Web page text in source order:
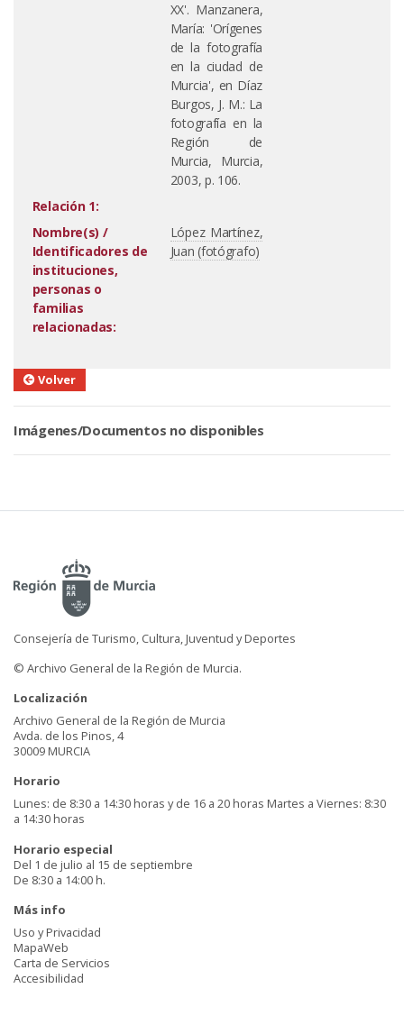
XX'. Manzanera,
María: 'Orígenes
de la fotografía
en la ciudad de
Murcia', en Díaz
Burgos, J. M.: La
fotografía en la
Región de
Murcia, Murcia,
2003, p. 106.
Relación 1:
Nombre(s) /
Identificadores de
instituciones,
personas o
familias
relacionadas:
López Martínez,
Juan (fotógrafo)
Volver
Imágenes/Documentos no disponibles
Consejería de Turismo, Cultura, Juventud y Deportes
© Archivo General de la Región de Murcia.
Localización
Archivo General de la Región de Murcia
Avda. de los Pinos, 4
30009 MURCIA
Horario
Lunes: de 8:30 a 14:30 horas y de 16 a 20 horas Martes a Viernes: 8:30
a 14:30 horas
Horario especial
Del 1 de julio al 15 de septiembre
De 8:30 a 14:00 h.
Más info
Uso y Privacidad
MapaWeb
Carta de Servicios
Accesibilidad